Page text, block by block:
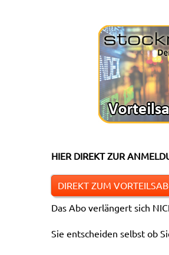
HIER DIREKT ZUR
DIREKT ZUM
Das Abo verlängert sich
Sie entscheiden selbst ob